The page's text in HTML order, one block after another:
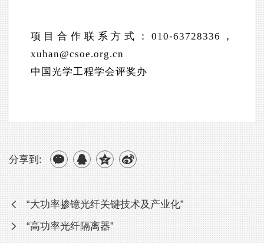
项目合作联系方式：010-63728336，
xuhan@csoe.org.cn
中国光学工程学会评奖办
分享到:
“大功率掺镱光纤关键技术及产业化”
“高功率光纤隔离器”